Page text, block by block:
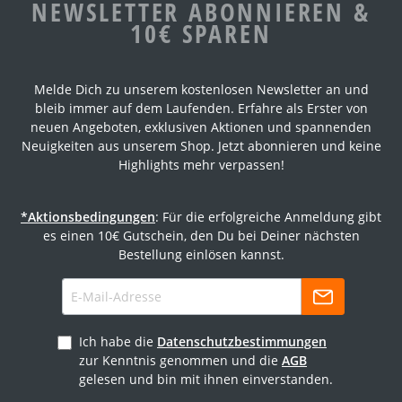
NEWSLETTER ABONNIEREN &
10€ SPAREN
Melde Dich zu unserem kostenlosen Newsletter an und
bleib immer auf dem Laufenden. Erfahre als Erster von
neuen Angeboten, exklusiven Aktionen und spannenden
Neuigkeiten aus unserem Shop. Jetzt abonnieren und keine
Highlights mehr verpassen!
*Aktionsbedingungen: Für die erfolgreiche Anmeldung gibt
es einen 10€ Gutschein, den Du bei Deiner nächsten
Bestellung einlösen kannst.
Ich habe die Datenschutzbestimmungen
zur Kenntnis genommen und die AGB
gelesen und bin mit ihnen einverstanden.